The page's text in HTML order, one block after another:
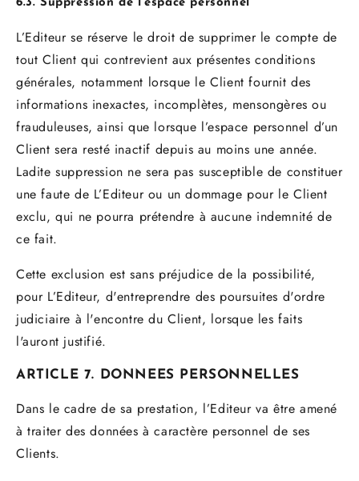
6.3. Suppression de l’espace personnel
L’Editeur se réserve le droit de supprimer le compte de
tout Client qui contrevient aux présentes conditions
générales, notamment lorsque le Client fournit des
informations inexactes, incomplètes, mensongères ou
frauduleuses, ainsi que lorsque l’espace personnel d’un
Client sera resté inactif depuis au moins une année.
Ladite suppression ne sera pas susceptible de constituer
une faute de L’Editeur ou un dommage pour le Client
exclu, qui ne pourra prétendre à aucune indemnité de
ce fait.
Cette exclusion est sans préjudice de la possibilité,
pour L’Editeur, d'entreprendre des poursuites d'ordre
judiciaire à l'encontre du Client, lorsque les faits
l'auront justifié.
ARTICLE 7. DONNEES PERSONNELLES
Dans le cadre de sa prestation, l’Editeur va être amené
à traiter des données à caractère personnel de ses
Clients.